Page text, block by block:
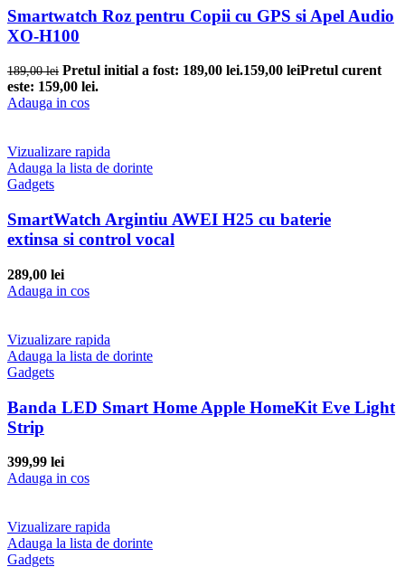
Smartwatch Roz pentru Copii cu GPS si Apel Audio
XO-H100
189,00lei Pretul initial a fost: 189,00 lei.159,00 leiPretul curent
este: 159,00 lei.
Adauga in cos
Vizualizare rapida
Adauga la lista de dorinte
Gadgets
SmartWatch Argintiu AWEI H25 cu baterie
extinsa si control vocal
289,00 lei
Adauga in cos
Vizualizare rapida
Adauga la lista de dorinte
Gadgets
Banda LED Smart Home Apple HomeKit Eve Light
Strip
399,99 lei
Adauga in cos
Vizualizare rapida
Adauga la lista de dorinte
Gadgets